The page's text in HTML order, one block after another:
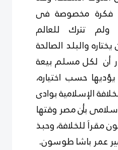
فكرة مخصوصة فى
ولم تترك للعالم
والبلد الصالحة
أن لكل مسلم بيعة
حسب اختياره،
الإسلامية بوادى
بأن مصر وقتها
مقراَ للخلافة، وحبذ
عمر باشا طوسون.